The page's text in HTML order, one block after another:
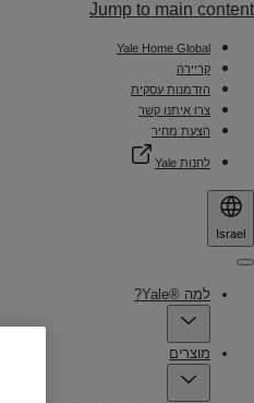
Jump to main content
Yale Home Global
קריירה
הזדמנות עסקית
צרו איתנו קשר
הצעת מחיר
לחנות Yale
Israel
למה ®Yale?
מוצרים